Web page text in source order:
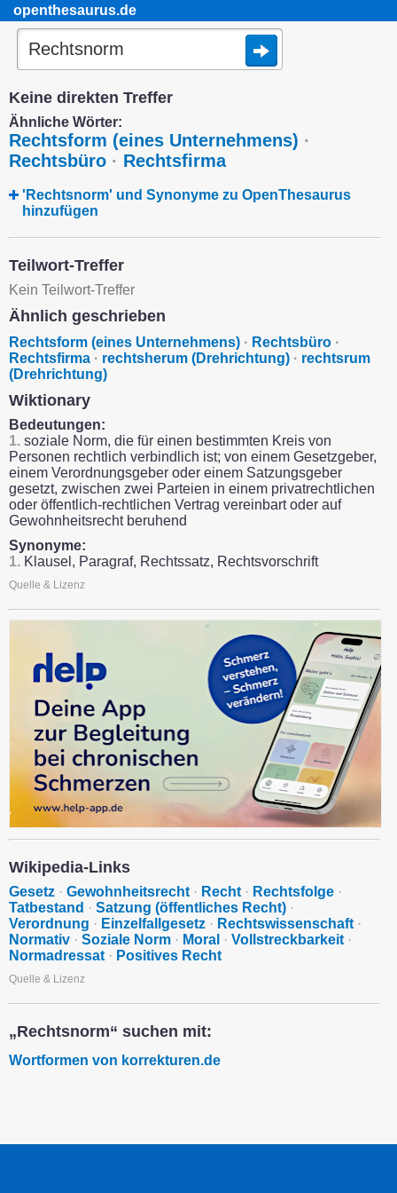
openthesaurus.de
Keine direkten Treffer
Ähnliche Wörter:
Rechtsform (eines Unternehmens) ·
Rechtsbüro · Rechtsfirma
'Rechtsnorm' und Synonyme zu OpenThesaurus
hinzufügen
Teilwort-Treffer
Kein Teilwort-Treffer
Ähnlich geschrieben
Rechtsform (eines Unternehmens) · Rechtsbüro ·
Rechtsfirma · rechtsherum (Drehrichtung) · rechtsrum
(Drehrichtung)
Wiktionary
Bedeutungen:
1. soziale Norm, die für einen bestimmten Kreis von
Personen rechtlich verbindlich ist; von einem Gesetzgeber,
einem Verordnungsgeber oder einem Satzungsgeber
gesetzt, zwischen zwei Parteien in einem privatrechtlichen
oder öffentlich-rechtlichen Vertrag vereinbart oder auf
Gewohnheitsrecht beruhend
Synonyme:
1. Klausel, Paragraf, Rechtssatz, Rechtsvorschrift
Quelle & Lizenz
Wikipedia-Links
Gesetz · Gewohnheitsrecht · Recht · Rechtsfolge ·
Tatbestand · Satzung (öffentliches Recht) ·
Verordnung · Einzelfallgesetz · Rechtswissenschaft ·
Normativ · Soziale Norm · Moral · Vollstreckbarkeit ·
Normadressat · Positives Recht
Quelle & Lizenz
„Rechtsnorm“ suchen mit:
Wortformen von korrekturen.de